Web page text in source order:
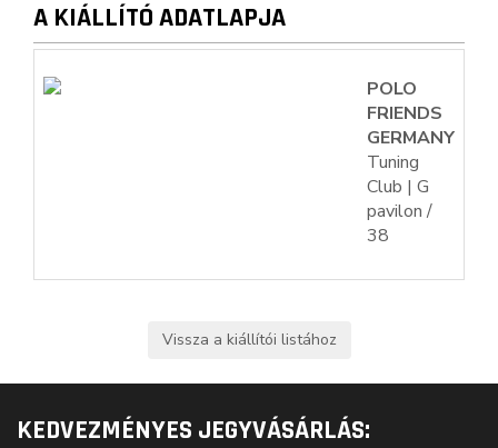
A KIÁLLÍTÓ ADATLAPJA
POLO
FRIENDS
GERMANY
Tuning
Club | G
pavilon /
38
KEDVEZMÉNYES JEGYVÁSÁRLÁS: